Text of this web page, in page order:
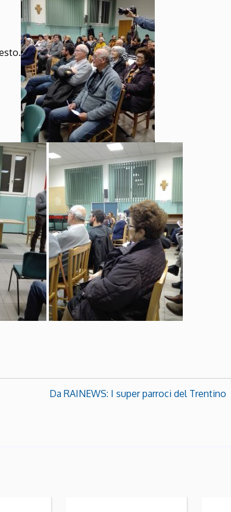
Da RAINEWS: I super parroci del Trentino